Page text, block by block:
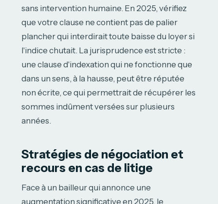
sans intervention humaine. En 2025, vérifiez
que votre clause ne contient pas de palier
plancher qui interdirait toute baisse du loyer si
l'indice chutait. La jurisprudence est stricte :
une clause d'indexation qui ne fonctionne que
dans un sens, à la hausse, peut être réputée
non écrite, ce qui permettrait de récupérer les
sommes indûment versées sur plusieurs
années.
Stratégies de négociation et
recours en cas de litige
Face à un bailleur qui annonce une
augmentation significative en 2025, le